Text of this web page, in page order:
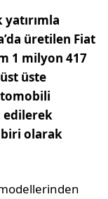
yatırımla
üretilen Fiat
1 milyon 417
üste
edilerek
biri olarak